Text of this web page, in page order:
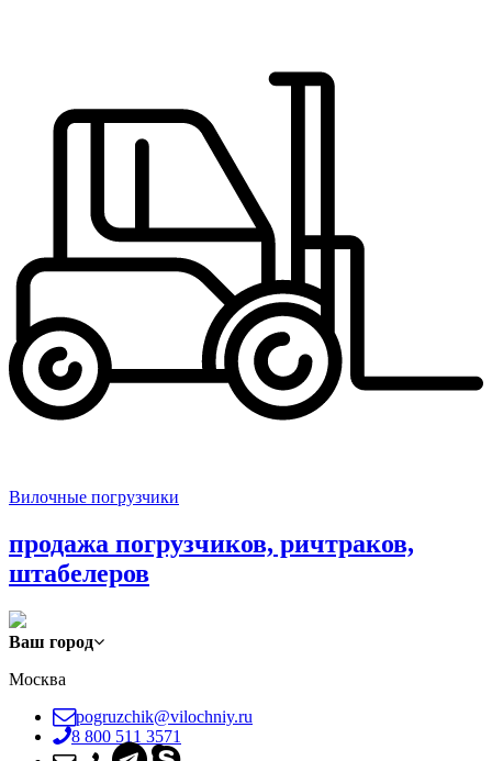
Вилочные погрузчики
продажа погрузчиков, ричтраков,
штабелеров
Ваш город
Москва
pogruzchik@vilochniy.ru
8 800 511 3571